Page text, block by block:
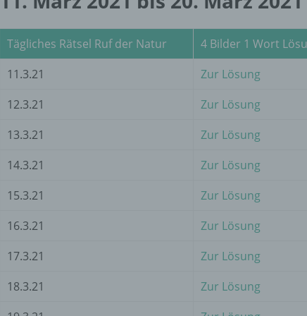
Tägliches Rätsel Ruf der Natur 4 Bilder 1 Wort
11.3.21
Zur Lösung
12.3.21
Zur Lösung
13.3.21
Zur Lösung
14.3.21
Zur Lösung
15.3.21
Zur Lösung
16.3.21
Zur Lösung
17.3.21
Zur Lösung
18.3.21
Zur Lösung
Einschränkung der Verarbeitung ist die Markierung
personenbezogener Daten mit dem Ziel, ihre künftige
personenbezogener Daten, die darin besteht, dass diese
persönliche Aspekte, die sich auf eine natürliche Person
zu bewerten, insbesondere, um Aspekte bezüglich
wirtschaftlicher Lage, Gesundheit, persönlicher Vorlieben,
Zuverlässigkeit, Verhalten, Aufenthaltsort oder